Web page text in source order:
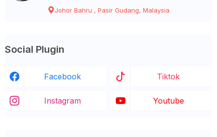
Johor Bahru , Pasir Gudang, Malaysia
Social Plugin
Facebook Tiktok
Instagram Youtube